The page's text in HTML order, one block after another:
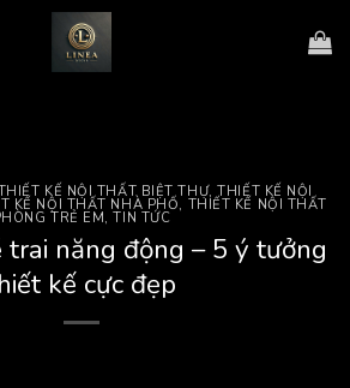
KẾ NỘI THẤT BIỆT THỰ,THIẾT KẾ NỘI
KẾ NỘI THẤT NHÀ PHỐ, THIẾT KẾ NỘI THẤT
TRẺ EM,TIN TỨC
trai năng động – 5 ý tưởng
kế cực đẹp